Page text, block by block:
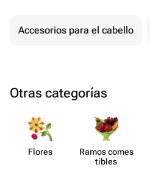
Accesorios para el cabello
Otras categorías
Flores
Ramos comes​
tibles